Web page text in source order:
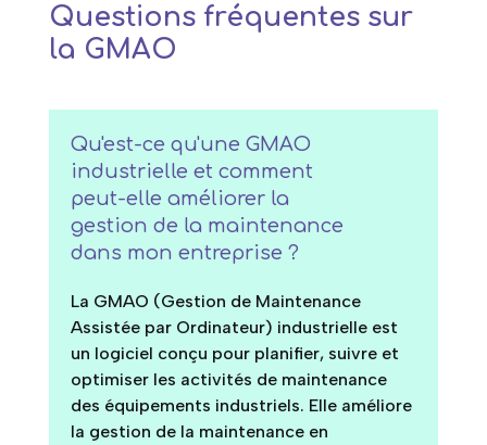
Questions fréquentes sur
la GMAO
Qu'est-ce qu'une GMAO
industrielle et comment
peut-elle améliorer la
gestion de la maintenance
dans mon entreprise ?
La GMAO (Gestion de Maintenance
Assistée par Ordinateur) industrielle est
un logiciel conçu pour planifier, suivre et
optimiser les activités de maintenance
des équipements industriels. Elle améliore
la gestion de la maintenance en